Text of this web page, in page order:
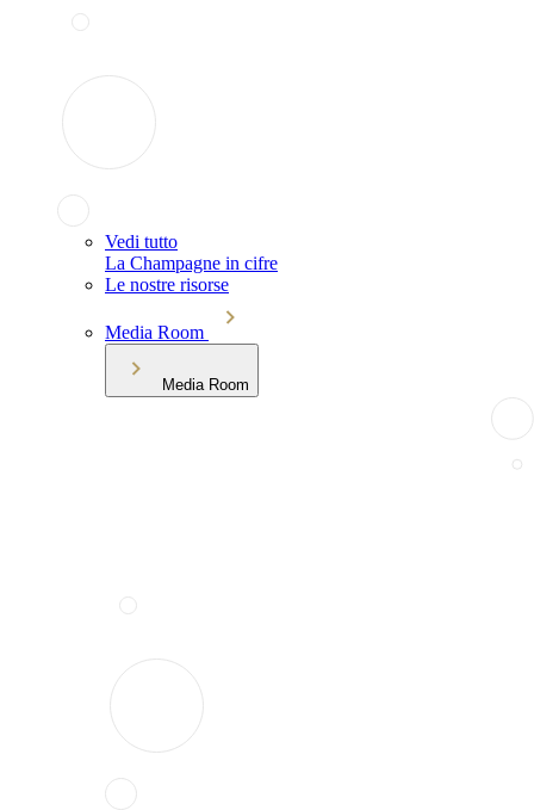
Vedi tutto
La Champagne in cifre
Le nostre risorse
Media Room
Media Room